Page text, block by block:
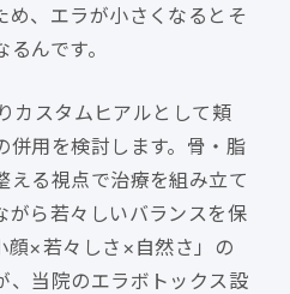
め、エラが小さくなるとそ
んです。
カスタムヒアルとして頬
併用を検討します。骨・脂
える視点で治療を組み立て
がら若々しいバランスを保
顔×若々しさ×自然さ」の
、当院のエラボトックス設